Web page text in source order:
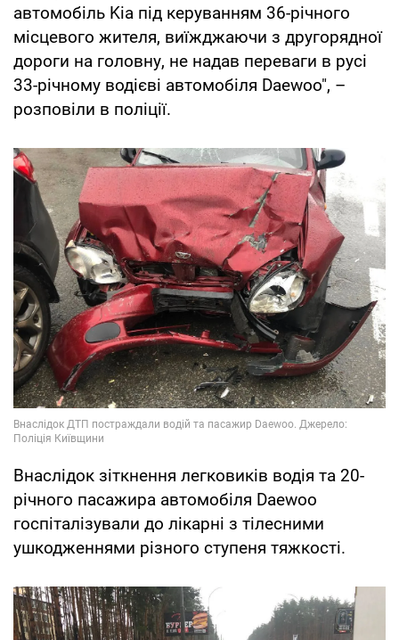
автомобіль Kia під керуванням 36-річного
місцевого жителя, виїжджаючи з другорядної
дороги на головну, не надав переваги в русі
33-річному водієві автомобіля Daewoo", –
розповіли в поліції.
Внаслідок зіткнення легковиків водія та 20-
річного пасажира автомобіля Daewoo
госпіталізували до лікарні з тілесними
ушкодженнями різного ступеня тяжкості.